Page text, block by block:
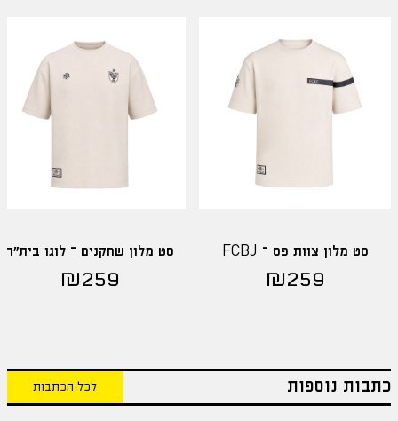
סט מלון צוות פס – FCBJ
₪259
סט מלון שחקנים – לוגו בית"ר
₪259
כתבות נוספות לכל הכתבות